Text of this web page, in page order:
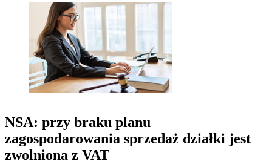
NSA: przy braku planu
zagospodarowania sprzedaż działki jest
zwolniona z VAT